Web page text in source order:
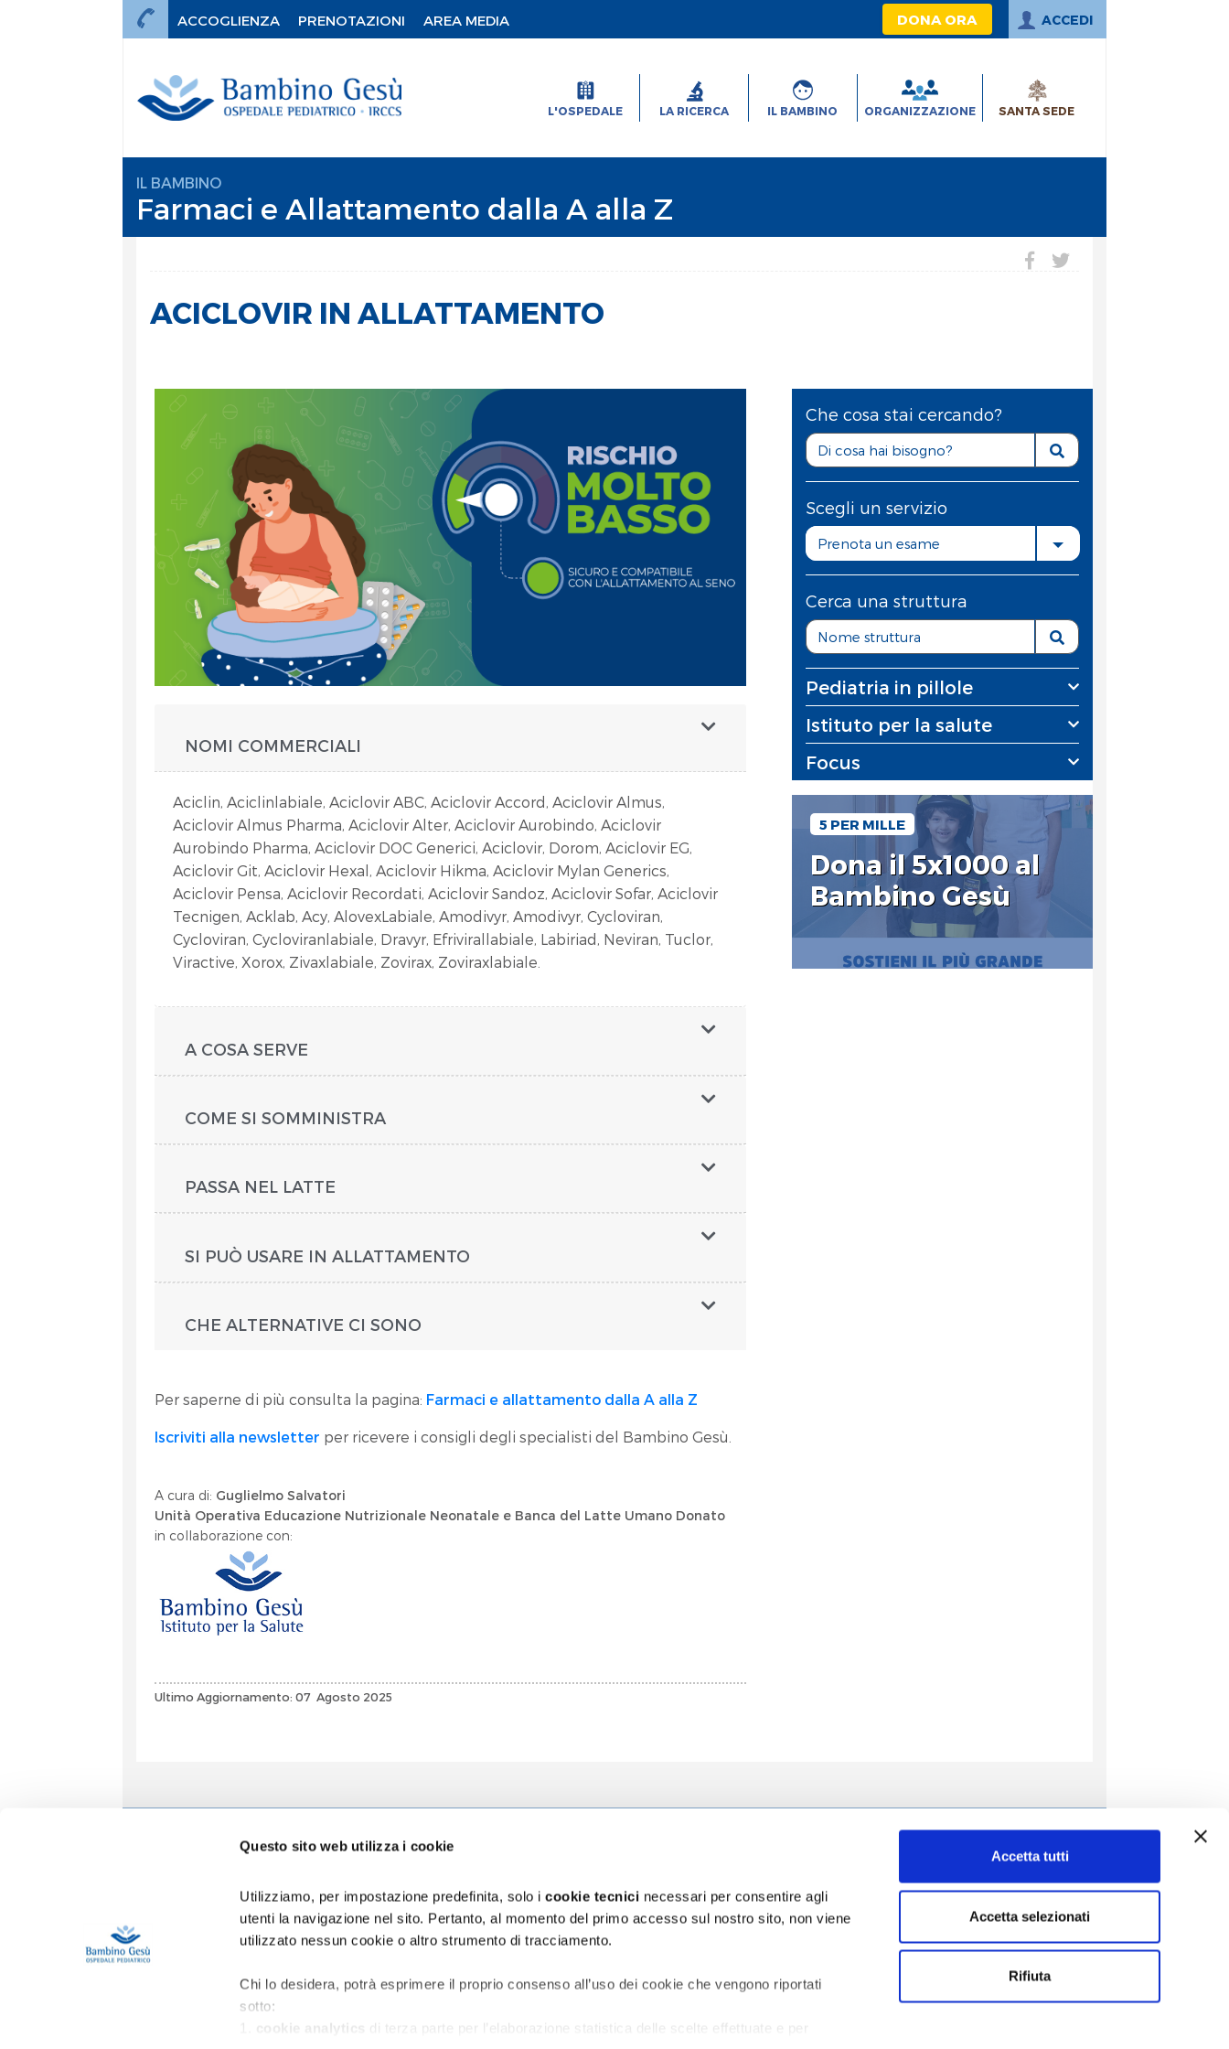
Questo sito web utilizza i cookie
Utilizziamo, per impostazione predefinita, solo icookie tecnici necessari per consentire agli
utenti la navigazione nel sito. Pertanto, al momento del primo accesso sul nostro sito, non viene
utilizzato nessun cookie o altro strumento di tracciamento.
Chi lo desidera, potrà esprimere il proprio consenso all’uso dei cookie che vengono riportati
sotto:
cookie analytics
di terza parte per l’elaborazione statistica delle scelte effettuate e per
Accetta tutti
Accetta selezionati
Rifiuta
ACCOGLIENZA PRENOTAZIONI AREA MEDIA DONA ORA ACCEDI
L'OSPEDALE LA RICERCA IL BAMBINO ORGANIZZAZIONE SANTA SEDE
IL BAMBINO
Farmaci e Allattamento dalla A alla Z
ACICLOVIR IN ALLATTAMENTO
NOMI COMMERCIALI
Aciclin, Aciclinlabiale, Aciclovir ABC, Aciclovir Accord, Aciclovir Almus,
Aciclovir Almus Pharma, Aciclovir Alter, Aciclovir Aurobindo, Aciclovir
Aurobindo Pharma, Aciclovir DOC Generici, Aciclovir, Dorom, Aciclovir EG,
Aciclovir Git, Aciclovir Hexal, Aciclovir Hikma, Aciclovir Mylan Generics,
Aciclovir Pensa, Aciclovir Recordati, Aciclovir Sandoz, Aciclovir Sofar, Aciclovir
Tecnigen, Acklab, Acy, AlovexLabiale, Amodivyr, Amodivyr, Cycloviran,
Cycloviran, Cycloviranlabiale, Dravyr, Efrivirallabiale, Labiriad, Neviran, Tuclor,
Viractive, Xorox, Zivaxlabiale, Zovirax, Zoviraxlabiale.
A COSA SERVE
COME SI SOMMINISTRA
PASSA NEL LATTE
SI PUÒ USARE IN ALLATTAMENTO
CHE ALTERNATIVE CI SONO
Per saperne di più consulta la pagina: Farmaci e allattamento dalla A alla Z
Iscriviti alla newsletter per ricevere i consigli degli specialisti del Bambino Gesù.
A cura di: Guglielmo Salvatori
Unità Operativa Educazione Nutrizionale Neonatale e Banca del Latte Umano Donato
in collaborazione con:
Ultimo Aggiornamento: 07 Agosto 2025
Che cosa stai cercando?
Scegli un servizio
Prenota un esame
Cerca una struttura
Pediatria in pillole
Istituto per la salute
Focus
5 PER MILLE
Dona il 5x1000 al
Bambino Gesù
Contatti
Privacy
Copertura assicurativa Rct/Rco
Area Riservata al Personale
Bilancio di Sostenibilità
Segnalazioni e reclami
Accessibilità digitale
5 x mille
Il Bambino
Istituto per la salute
Malattie dalla A alla Z
Medicine dalla A alla Z
A scuola di salute